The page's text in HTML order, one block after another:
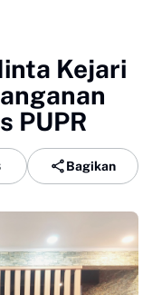
Kejari
PUPR
Bagikan